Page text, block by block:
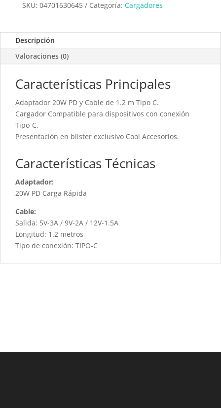
SKU: 04701630645 Categoría: Cargadores
Descripción
Valoraciones (0)
Características Principales
Adaptador 20W PD y Cable de 1.2 m Tipo C.
Cargador Compatible para dispositivos con conexión
Tipo-C.
Presentación en blister exclusivo Cool Accesorios.
Características Técnicas
Adaptador:
20W PD Carga Rápida
Cable:
Salida: 5V-3A / 9V-2A / 12V-1.5A
Longitud: 1.2 metros
Tipo de conexión: TIPO-C